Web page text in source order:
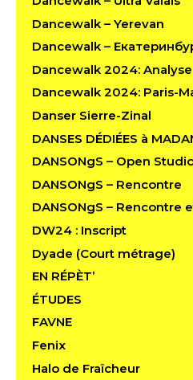
Dancewalk – Yerevan
Dancewalk –
Dancewalk 2024: Analyse
Dancewalk 2024: Paris-
Danser Sierre-Zinal
DANSES DÉDIÉES à
DANSONgS – Open
DANSONgS – Rencontre
DANSONgS – Rencontre
DW24 : Inscript
Dyade (Court métrage)
EN RÉPÈT’
ÉTUDES
FAVNE
Fenix
Halo de Fraîcheur